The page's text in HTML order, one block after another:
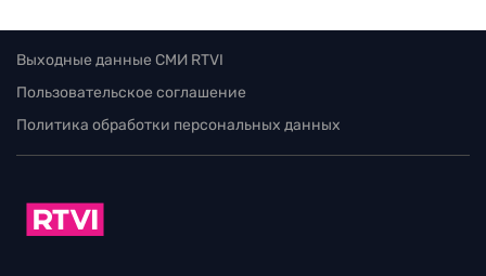
Выходные данные СМИ RTVI
Пользовательское соглашение
Политика обработки персональных данных